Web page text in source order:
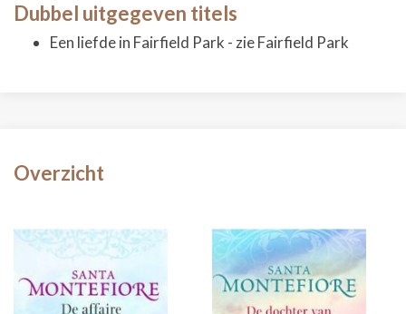
Dubbel uitgegeven titels
Een liefde in Fairfield Park - zie Fairfield Park
Overzicht